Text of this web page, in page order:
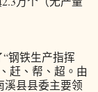
钢铁生产指挥
赶、帮、超。由
溪县县委主要领